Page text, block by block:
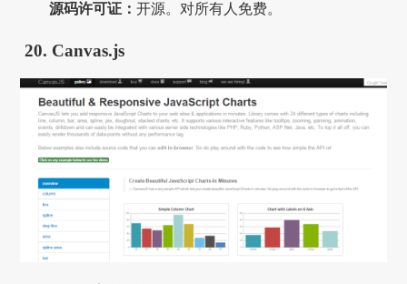
源码许可证：开源。对所有人免费。
20. Canvas.js